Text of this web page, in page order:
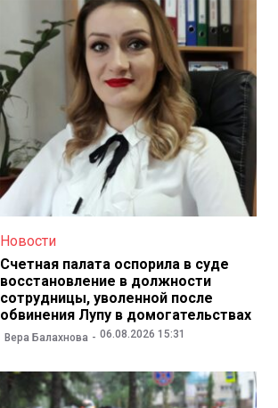
Новости
Счетная палата оспорила в суде
восстановление в должности
сотрудницы, уволенной после
обвинения Лупу в домогательствах
Вера Балахнова 06.08.2026 15:31